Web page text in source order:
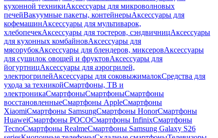
кухонной техникиАксессуары для микроволновых
печейВакуумные пакеты, контейнерыАксессуары для
кофемашинАксессуары для мультиварок,
хлебопечекАксессуары для тостеров, сэндвичницАксессуары
для кухонных комбайновАксессуары для
мясорубокАксессуары для блендеров, миксеровАксессуары
для сушилок овощей и фруктовАксессуары для
йогуртницАксессуары для аэрогрилей,
электрогрилейАксессуары для соковыжималокСредства для
ухода за техникойСмартфоны, ТВ и
электроникаСмартфоныСмартфоныСмартфоны
восстановленныеСмартфоны AppleСмартфоны
XiaomiСмартфоны SamsungСмартфоны HonorСмартфоны
HuaweiСмартфоны POCOСмартфоны InfinixСмартфоны
TecnoСмартфоны RealmeСмартфоны Samsung Galaxy S26